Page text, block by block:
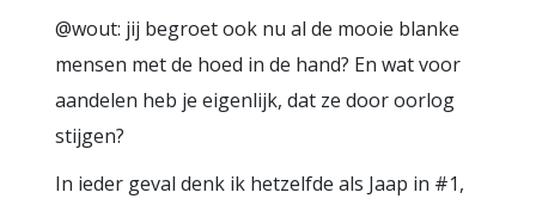
@wout: jij begroet ook nu al de mooie blanke
mensen met de hoed in de hand? En wat voor
aandelen heb je eigenlijk, dat ze door oorlog
stijgen?
In ieder geval denk ik hetzelfde als Jaap in #1,